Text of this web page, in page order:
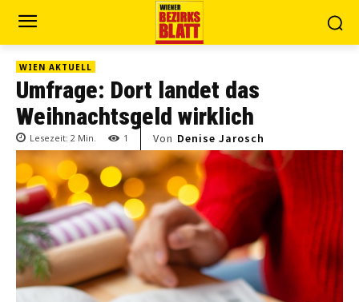
WIEN AKTUELL
Umfrage: Dort landet das
Weihnachtsgeld wirklich
Lesezeit: 2 Min. 1 Von Denise Jarosch